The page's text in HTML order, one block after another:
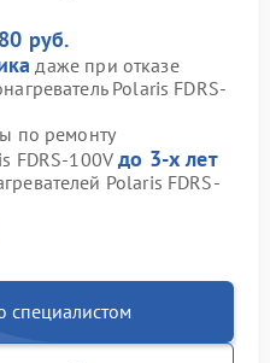
руб.
даже при отказе
Polaris FDRS-
по ремонту
FDRS-100Vдо 3-х лет
Polaris FDRS-
специалистом